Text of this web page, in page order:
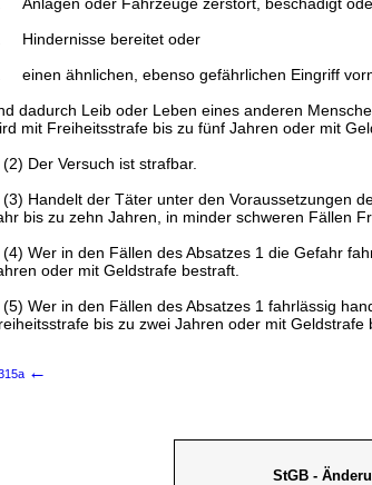
Hindernisse bereitet oder
einen ähnlichen, ebenso gefährlichen Eingriff
dadurch Leib oder Leben eines anderen
mit Freiheitsstrafe bis zu fünf Jahren oder mit
(2) Der Versuch ist strafbar.
(3) Handelt der Täter unter den Voraussetzungen
bis zu zehn Jahren, in minder schweren Fällen
(4) Wer in den Fällen des Absatzes 1 die Gefahr
oder mit Geldstrafe bestraft.
(5) Wer in den Fällen des Absatzes 1 fahrlässig
bis zu zwei Jahren oder mit Geldstrafe
←
StGB -